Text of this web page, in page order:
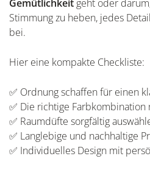
Gemütlichkeit geht oder
Stimmung zu heben, jedes
bei.
Hier eine kompakte Checkliste:
✅ Ordnung schaffen für einen
✅ Die richtige Farbkombination
✅ Raumdüfte sorgfältig
✅ Langlebige und nachhaltige
✅ Individuelles Design mit